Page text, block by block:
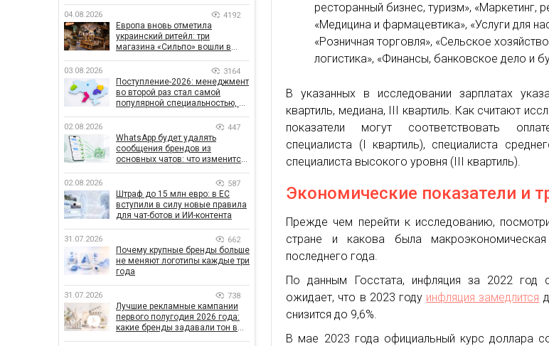
ресторанный бизнес, туризм», «Маркетинг,
«Медицина и фармацевтика», «Услуги для
«Розничная торговля», «Сельское
логистика», «Финансы, банковское дело и
В указанных в исследовании зарплатах
квартиль, медиана, ІІІ квартиль. Как считают
показатели могут соответствовать
специалиста (I квартиль), специалиста
специалиста высокого уровня (III квартиль).
Экономические показатели и
Прежде чем перейти к исследованию,
стране и какова была
последнего года.
По данным Госстата, инфляция за 2022 год
ожидает, что в 2023 году инфляция замедлится
снизится до 9,6%.
В мае 2023 года официальный курс доллара
04.08.2026 4192
Европа вновь отметила
украинский ритейл: три
магазина «Сильпо» вошли в
03.08.2026 3164
Поступление-2026: менеджмент
во второй раз стал самой
популярной специальностью, а
рекордным за последние 5 лет
02.08.2026 447
WhatsApp будет удалять
сообщения брендов из
основных чатов: что изменится
02.08.2026 587
Штраф до 15 млн евро: в ЕС
вступили в силу новые правила
для чат-ботов и ИИ-контента
31.07.2026 662
Почему крупные бренды больше
не меняют логотипы каждые три
года
31.07.2026 738
Лучшие рекламные кампании
первого полугодия 2026 года:
какие бренды задавали тон в